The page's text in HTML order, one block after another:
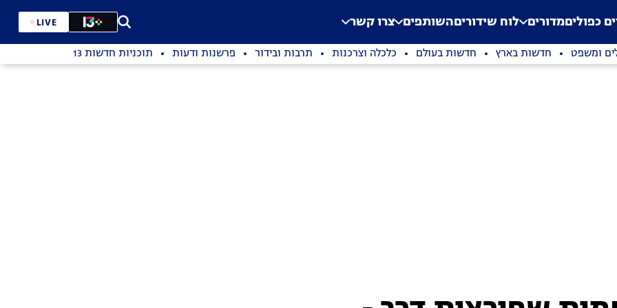
Application error: a
. כפוליםמדורים לוח שידוריםהשותפים צרו קשר LIVE
ומשפט חדשות בארץ חדשות בעולם כלכלה וצרכנות תרבות ובידור פרשנות ודעות תוכניות חדשות 13